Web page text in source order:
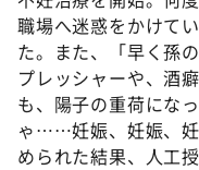
職場へ迷惑をかけて
た。また、「早く孫
プレッシャーや、酒
も、陽子の重荷にな
ゃ……妊娠、妊娠、
められた結果、人工